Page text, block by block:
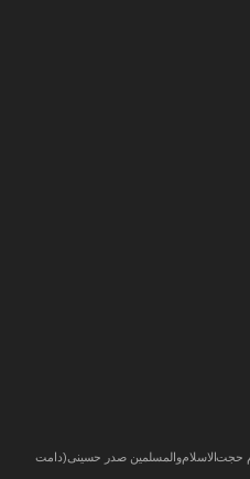
حجت‌الاسلام‌والمسلمین صدر حسینی(دامت‌